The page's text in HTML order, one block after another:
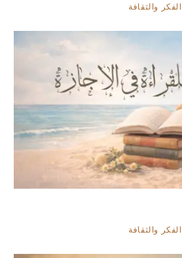
الفكر والثقافة
الفكر والثقافة